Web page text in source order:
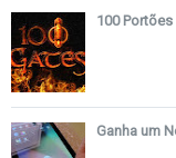
100 Portões
Ganha um